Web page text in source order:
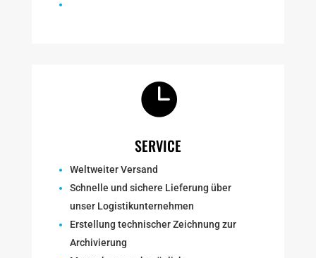

SERVICE
Weltweiter Versand
Schnelle und sichere Lieferung über
unser Logistikunternehmen
Erstellung technischer Zeichnung zur
Archivierung